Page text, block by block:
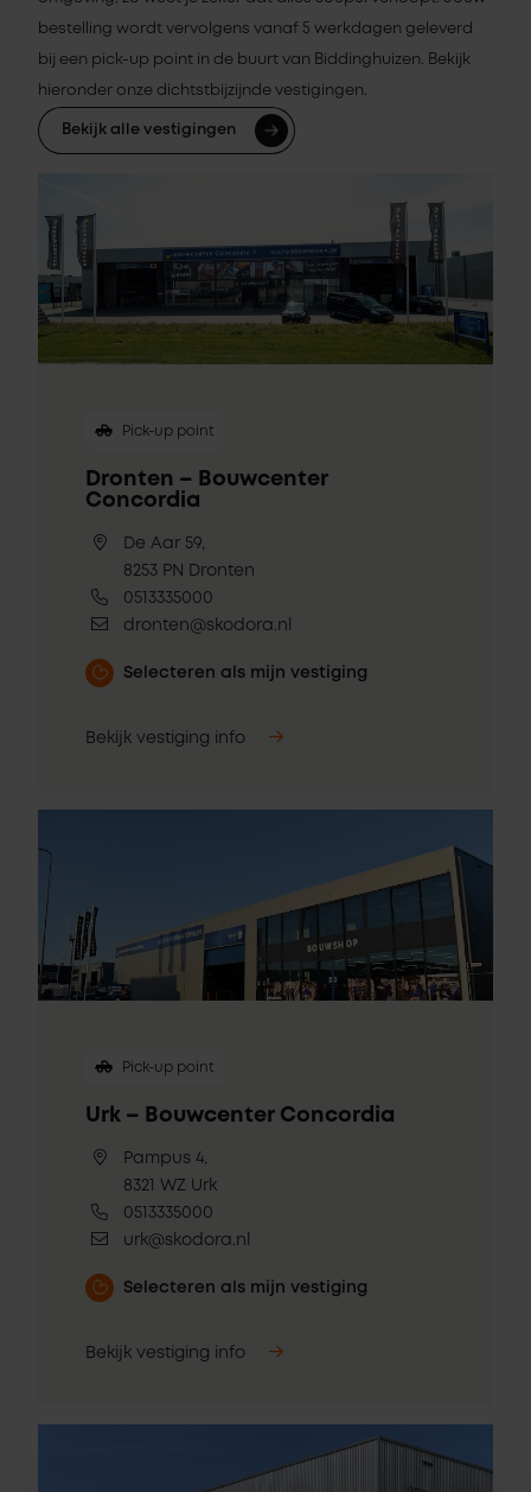
bestelling wordt vervolgens vanaf 5 werkdagen geleverd
bij een pick-up point in de buurt van Biddinghuizen. Bekijk
hieronder onze dichtstbijzijnde vestigingen.
Bekijk alle vestigingen
Pick-up point
Dronten – Bouwcenter
Concordia
De Aar 59,
8253 PN Dronten
0513335000
dronten@skodora.nl
Selecteren als mijn vestiging
Bekijk vestiging info
Pick-up point
Urk – Bouwcenter Concordia
Pampus 4,
8321 WZ Urk
0513335000
urk@skodora.nl
Selecteren als mijn vestiging
Bekijk vestiging info